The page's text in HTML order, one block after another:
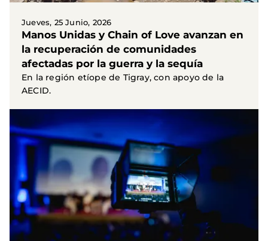
Jueves, 25 Junio, 2026
Manos Unidas y Chain of Love avanzan en
la recuperación de comunidades
afectadas por la guerra y la sequía
En la región etíope de Tigray, con apoyo de la
AECID.